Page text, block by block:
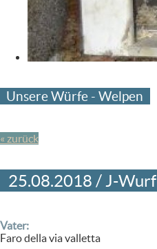
Unsere Würfe - Welpen
« zurück
25.08.2018 / J-Wurf
Vater:
Faro della via valletta